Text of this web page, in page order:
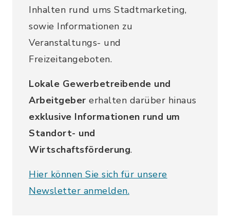
Inhalten rund ums Stadtmarketing,
sowie Informationen zu
Veranstaltungs- und
Freizeitangeboten.
Lokale Gewerbetreibende und
Arbeitgeber erhalten darüber hinaus
exklusive Informationen rund um
Standort- und
Wirtschaftsförderung.
Hier können Sie sich für unsere
Newsletter anmelden.